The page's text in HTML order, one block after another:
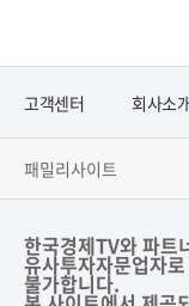
고객센터 회사소
패밀리사이트
한국경제TV와 파트
유사투자자문업자
불가합니다.